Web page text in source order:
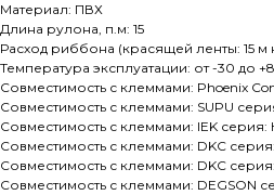
Материал: ПВХ
Длина рулона, п.м: 15
Расход риббона (красящей ленты: 15 м
Температура эксплуатации: от -30 до
Совместимость с клеммами: Phoenix
Совместимость с клеммами: SUPU
Совместимость с клеммами: IEK серия:
Совместимость с клеммами: DKC
Совместимость с клеммами: DKC
Совместимость с клеммами: DEGSON